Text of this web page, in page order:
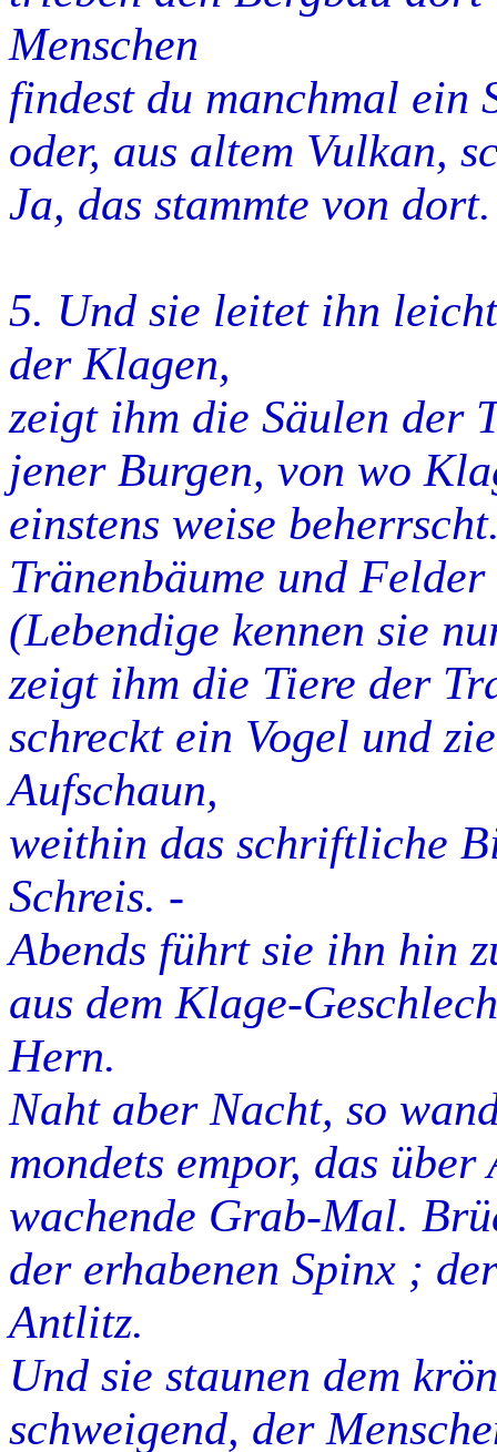
Menschen
findest du manchmal ein
oder, aus altem Vulkan,
Ja, das stammte von
5. Und sie leitet ihn
der Klagen,
zeigt ihm die Säulen der
jener Burgen, von wo
einstens weise
Tränenbäume und
(Lebendige kennen sie
zeigt ihm die Tiere der
schreckt ein Vogel und
Aufschaun,
weithin das schriftliche
Schreis. -
Abends führt sie ihn hin
aus dem Klage-
Hern.
Naht aber Nacht, so
mondets empor, das über
wachende Grab-Mal.
der erhabenen Spinx ;
Antlitz.
Und sie staunen dem
schweigend, der